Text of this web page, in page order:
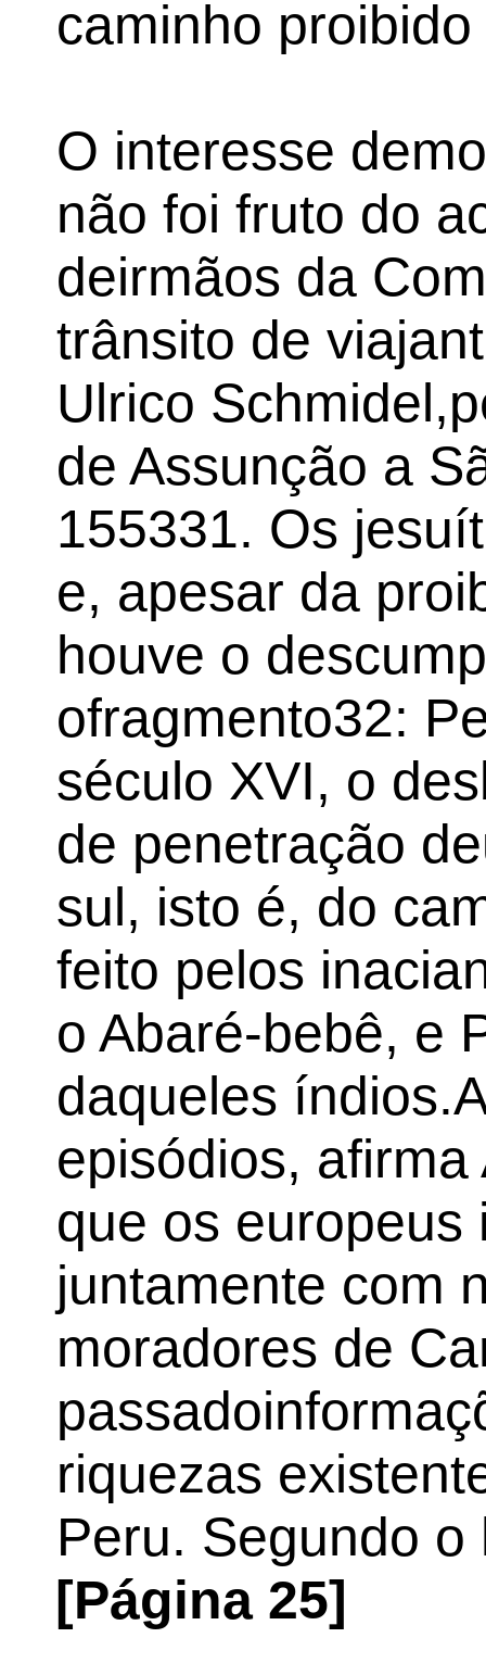
caminho
O interesse
não foi fruto do
deirmãos da
trânsito de
Ulrico
de Assunção a
155331. Os
e, apesar da
houve o
ofragmento32:
século XVI, o
de penetração
sul, isto é, do
feito pelos
o Abaré-bebê, e
daqueles
episódios,
que os europeus
juntamente com
moradores de
riquezas
Peru. Segundo
[Página 25]